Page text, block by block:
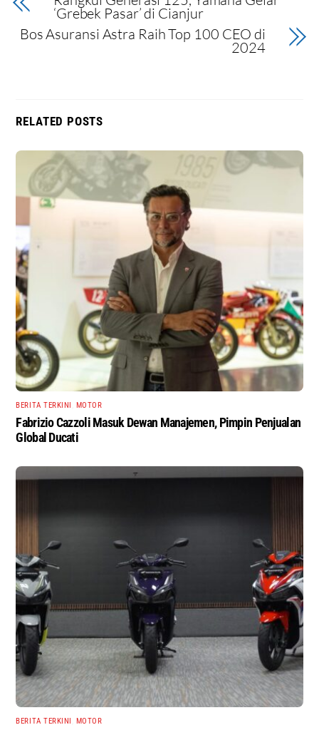
‘Grebek Pasar’ di Cianjur
Bos Asuransi Astra Raih Top 100 CEO di
2024
RELATED POSTS
BERITA TERKINI MOTOR
Fabrizio Cazzoli Masuk Dewan Manajemen, Pimpin Penjualan
Global Ducati
BERITA TERKINI MOTOR